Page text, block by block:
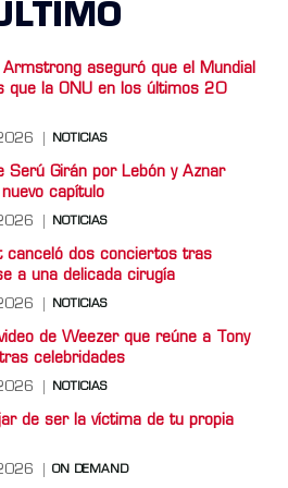
Armstrong aseguró que el Mundial
que la ONU en los últimos 20
NOTICIAS
Serú Girán por Lebón y Aznar
capítulo
NOTICIAS
canceló dos conciertos tras
a una delicada cirugía
NOTICIAS
de Weezer que reúne a Tony
celebridades
NOTICIAS
de ser la víctima de tu propia
ON DEMAND